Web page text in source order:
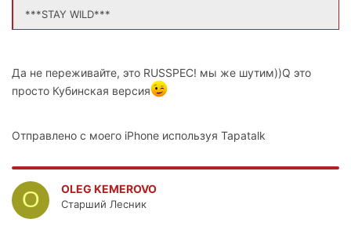
***STAY WILD***
Да не переживайте, это RUSSPEC! мы же шутим))Q это
просто Кубинская версия
Отправлено с моего iPhone используя Tapatalk
O OLEG KEMEROVO
Старший Лесник